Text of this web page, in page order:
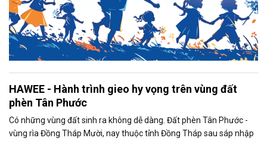
HAWEE - Hành trình gieo hy vọng trên vùng đất
phèn Tân Phước
Có những vùng đất sinh ra không dễ dàng. Đất phèn Tân Phước -
vùng rìa Đồng Tháp Mười, nay thuộc tỉnh Đồng Tháp sau sáp nhập